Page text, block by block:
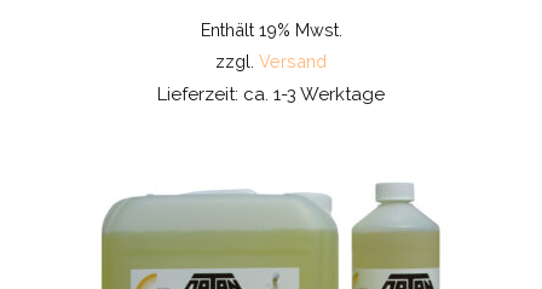
Enthält 19% Mwst.
zzgl. Versand
Lieferzeit: ca. 1-3 Werktage